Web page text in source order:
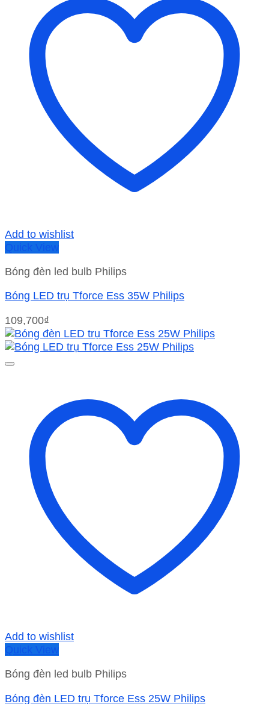
Add to wishlist
Quick View
Bóng đèn led bulb Philips
Bóng LED trụ Tforce Ess 35W Philips
109,700₫
Add to wishlist
Quick View
Bóng đèn led bulb Philips
Bóng đèn LED trụ Tforce Ess 25W Philips